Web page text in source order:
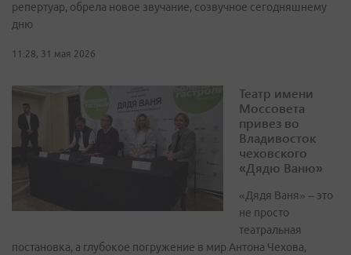
репертуар, обрела новое звучание, созвучное сегодняшнему
дню
11:28, 31 мая 2026
Театр имени
Моссовета
привез во
Владивосток
чеховского
«Дядю Ваню»
«Дядя Ваня» – это
не просто
театральная
постановка, а глубокое погружение в мир Антона Чехова,